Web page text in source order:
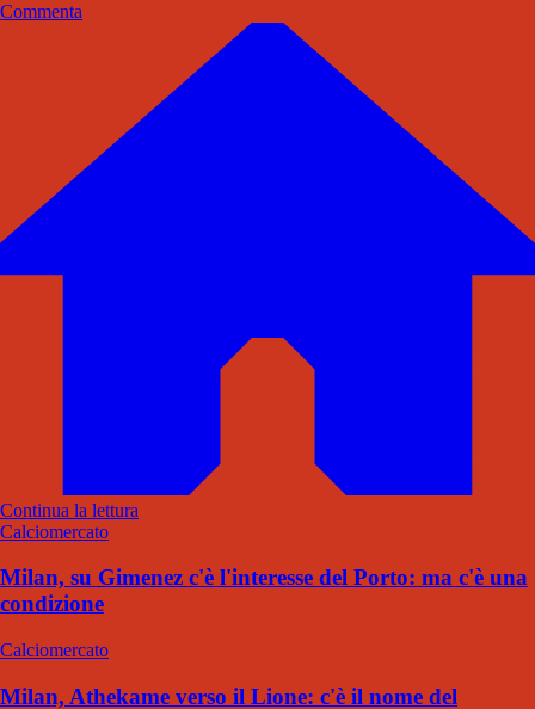
Commenta
Continua la lettura
Calciomercato
Milan, su Gimenez c'è l'interesse del Porto: ma c'è una
condizione
Calciomercato
Milan, Athekame verso il Lione: c'è il nome del